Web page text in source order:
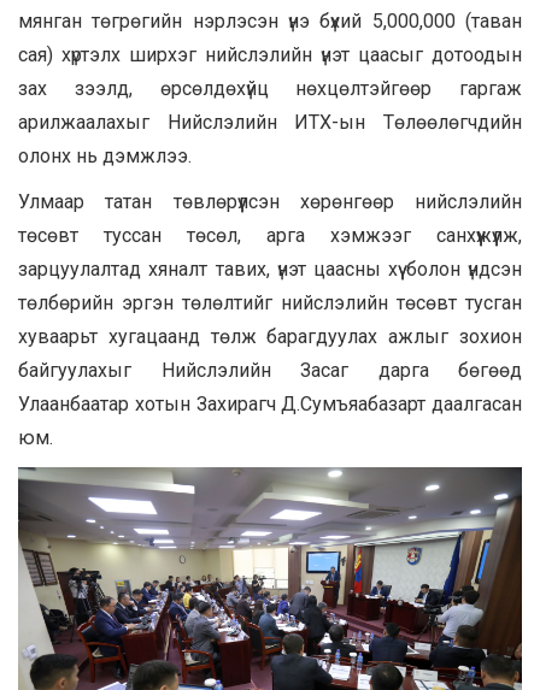
мянган төгрөгийн нэрлэсэн үнэ бүхий 5,000,000 (таван
сая) хүртэлх ширхэг нийслэлийн үнэт цаасыг дотоодын
зах зээлд, өрсөлдөхүйц нөхцөлтэйгөөр гаргаж
арилжаалахыг Нийслэлийн ИТХ-ын Төлөөлөгчдийн
олонх нь дэмжлээ.
Улмаар татан төвлөрүүлсэн хөрөнгөөр нийслэлийн
төсөвт туссан төсөл, арга хэмжээг санхүүжүүлж,
зарцуулалтад хяналт тавих, үнэт цаасны хүү болон үндсэн
төлбөрийн эргэн төлөлтийг нийслэлийн төсөвт тусган
хуваарьт хугацаанд төлж барагдуулах ажлыг зохион
байгуулахыг Нийслэлийн Засаг дарга бөгөөд
Улаанбаатар хотын Захирагч Д.Сумъяабазарт даалгасан
юм.